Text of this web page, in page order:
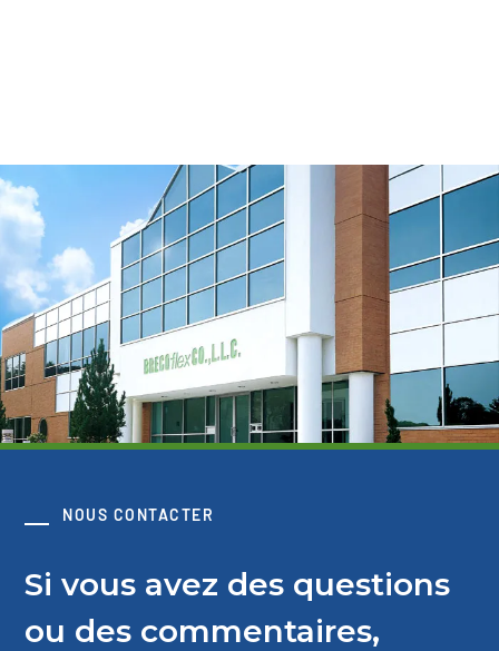
NOUS CONTACTER
Si vous avez des questions
ou des commentaires,